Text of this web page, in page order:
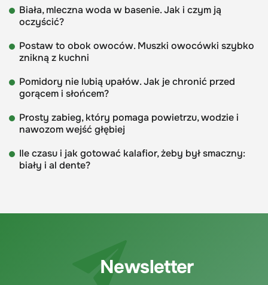
Biała, mleczna woda w basenie. Jak i czym ją
oczyścić?
Postaw to obok owoców. Muszki owocówki szybko
znikną z kuchni
Pomidory nie lubią upałów. Jak je chronić przed
gorącem i słońcem?
Prosty zabieg, który pomaga powietrzu, wodzie i
nawozom wejść głębiej
Ile czasu i jak gotować kalafior, żeby był smaczny:
biały i al dente?
Newsletter